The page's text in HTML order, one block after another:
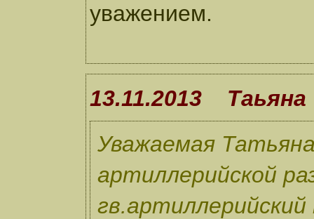
уважением.
13.11.2013 Таьяна
Уважаемая
артиллерийской